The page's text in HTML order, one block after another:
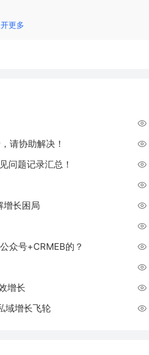
更多
请协助解决！
问题记录汇总！
增长困局
众号+CRMEB的？
增长
域增长飞轮